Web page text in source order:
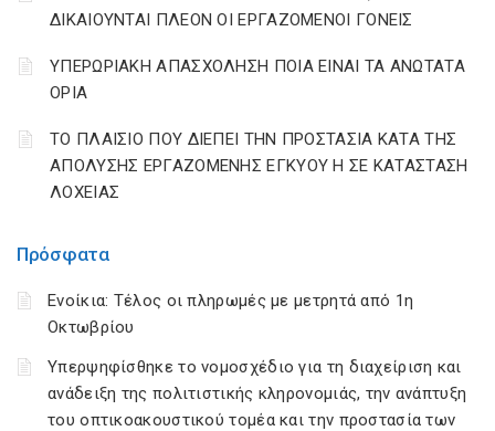
Πρόσφατα
Ενοίκια: Τέλος οι πληρωμές με μετρητά από 1η
Οκτωβρίου
Υπερψηφίσθηκε το νομοσχέδιο για τη διαχείριση και
ανάδειξη της πολιτιστικής κληρονομιάς, την ανάπτυξη
του οπτικοακουστικού τομέα και την προστασία των
ΔΙΚΑΙΟΥΝΤΑΙ ΠΛΕΟΝ ΟΙ ΕΡΓΑΖΟΜΕΝΟΙ ΓΟΝΕΙΣ
ΥΠΕΡΩΡΙΑΚΗ ΑΠΑΣΧΟΛΗΣΗ ΠΟΙΑ ΕΙΝΑΙ ΤΑ ΑΝΩΤΑΤΑ
ΟΡΙΑ
ΤΟ ΠΛΑΙΣΙΟ ΠΟΥ ΔΙΕΠΕΙ ΤΗΝ ΠΡΟΣΤΑΣΙΑ ΚΑΤΑ ΤΗΣ
ΑΠΟΛΥΣΗΣ ΕΡΓΑΖΟΜΕΝΗΣ ΕΓΚΥΟΥ Η ΣΕ ΚΑΤΑΣΤΑΣΗ
ΛΟΧΕΙΑΣ